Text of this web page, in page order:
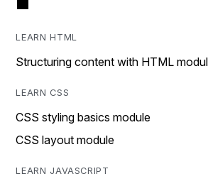
LEARN HTML
Structuring content with HTML
LEARN CSS
CSS styling basics module
CSS layout module
LEARN JAVASCRIPT